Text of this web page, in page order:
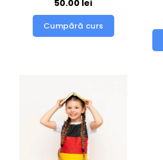
50.00 lei
Cumpără curs